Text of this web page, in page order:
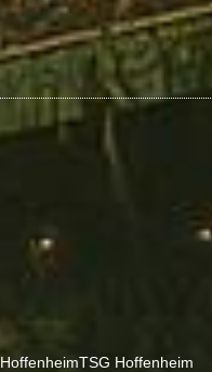
HoffenheimTSG Hoffenheim